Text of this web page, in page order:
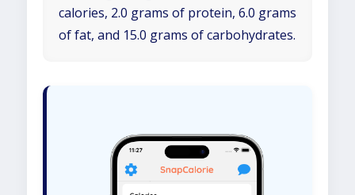
calories, 2.0 grams of protein, 6.0 grams
of fat, and 15.0 grams of carbohydrates.